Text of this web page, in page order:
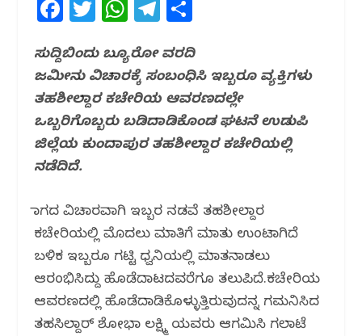
F
c
e
b
o
o
T
itt
e
r
W
at
s
A
p
T
e
g
ra
m
ar
e
ಸುದ್ದಿಬಿಂದು ಬ್ಯೂರೋ ವರದಿ
ಜಮೀನು ವಿಚಾರಕ್ಕೆ ಸಂಬಂಧಿಸಿ ಇಬ್ಬರೂ ವ್ಯಕ್ತಿಗಳು
ತಹಶೀಲ್ದಾರ ಕಚೇರಿಯ ಆವರಣದಲ್ಲೇ
ಒಬ್ಬರಿಗೊಬ್ಬರು ಬಡಿದಾಡಿಕೊಂಡ ಘಟನೆ ಉಡುಪಿ
ಜಿಲ್ಲೆಯ ಕುಂದಾಪುರ ತಹಶೀಲ್ದಾರ ಕಚೇರಿಯಲ್ಲಿ
ನಡೆದಿದೆ.
ಜಾಗದ ವಿಚಾರವಾಗಿ ಇಬ್ಬರ ನಡವೆ ತಹಶೀಲ್ದಾರ
ಕಚೇರಿಯಲ್ಲಿ ಮೊದಲು ಮಾತಿಗೆ ಮಾತು ಉಂಟಾಗಿದೆ
ಬಳಿಕ ಇಬ್ಬರೂ ಗಟ್ಟಿ ಧ್ವನಿಯಲ್ಲಿ ಮಾತನಾಡಲು
ಆರಂಭಿಸಿದ್ದು ಹೊಡೆದಾಟದವರೆಗೂ ತಲುಪಿದೆ.ಕಚೇರಿಯ
ಆವರಣದಲ್ಲಿ ಹೊಡೆದಾಡಿಕೊಳ್ಳುತ್ತಿರುವುದನ್ನ ಗಮನಿಸಿದ
ತಹಸಿಲ್ದಾರ್ ಶೋಭಾ ಲಕ್ಷ್ಮಿ ಯವರು ಆಗಮಿಸಿ ಗಲಾಟೆ